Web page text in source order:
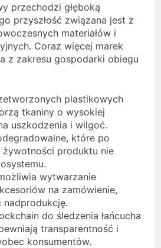
przechodzi głęboką
przyszłość związana jest z
materiałów i
Coraz więcej marek
z zakresu gospodarki obiegu
plastikowych
tkaniny o wysokiej
uszkodzenia i wilgoć.
które po
żywotności produktu nie
wytwarzanie
na zamówienie,
nadprodukcję.
do śledzenia łańcucha
transparentność i
konsumentów.